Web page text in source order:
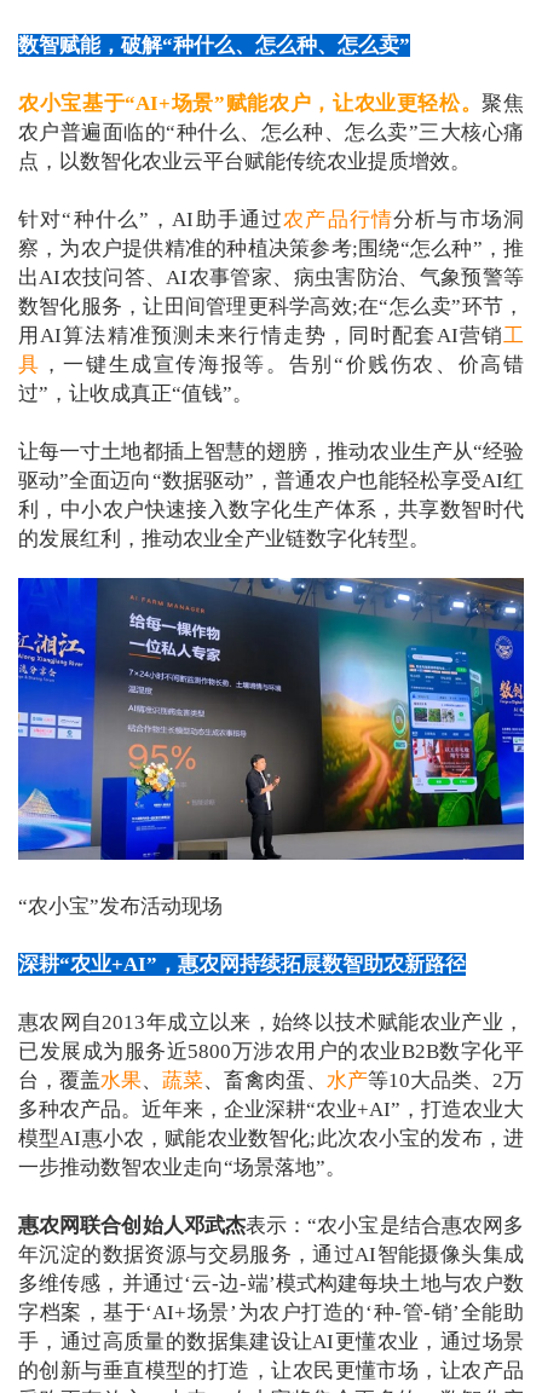
数智赋能，破解“种什么、怎么种、怎么卖”
农小宝基于“AI+场景”赋能农户，让农业更轻松。聚焦
农户普遍面临的“种什么、怎么种、怎么卖”三大核心痛
点，以数智化农业云平台赋能传统农业提质增效。
针对“种什么”，AI助手通过农产品行情分析与市场洞
察，为农户提供精准的种植决策参考;围绕“怎么种”，推
出AI农技问答、AI农事管家、病虫害防治、气象预警等
数智化服务，让田间管理更科学高效;在“怎么卖”环节，
用AI算法精准预测未来行情走势，同时配套AI营销工
具 ，一键生成宣传海报等。告别“价贱伤农、价高错
过”，让收成真正“值钱”。
让每一寸土地都插上智慧的翅膀，推动农业生产从“经验
驱动”全面迈向“数据驱动”，普通农户也能轻松享受AI红
利，中小农户快速接入数字化生产体系，共享数智时代
的发展红利，推动农业全产业链数字化转型。
“农小宝”发布活动现场
深耕“农业+AI”，惠农网持续拓展数智助农新路径
惠农网自2013年成立以来，始终以技术赋能农业产业，
已发展成为服务近5800万涉农用户的农业B2B数字化平
台，覆盖水果、 蔬菜、畜禽肉蛋、 水产等10大品类、2万
多种农产品。近年来，企业深耕“农业+AI”，打造农业大
模型AI惠小农，赋能农业数智化;此次农小宝的发布，进
一步推动数智农业走向“场景落地”。
惠农网联合创始人邓武杰表示：“农小宝是结合惠农网多
年沉淀的数据资源与交易服务，通过AI智能摄像头集成
多维传感，并通过‘云-边-端’模式构建每块土地与农户数
字档案，基于‘AI+场景’为农户打造的‘种-管-销’全能助
手，通过高质量的数据集建设让AI更懂农业，通过场景
的创新与垂直模型的打造，让农民更懂市场，让农产品